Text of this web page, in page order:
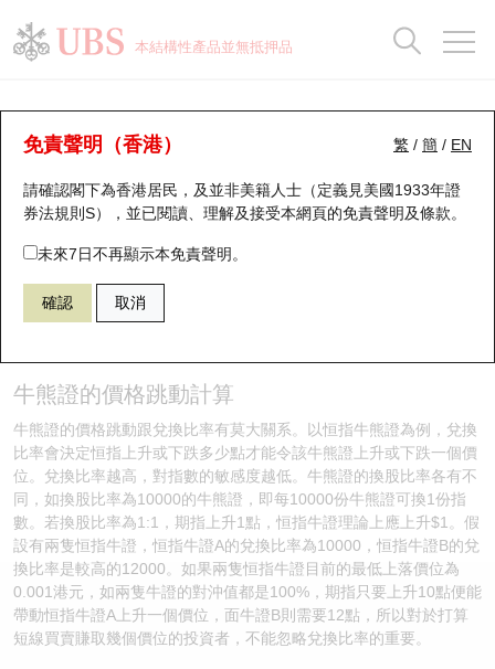
本結構性產品並無抵押品
繁 / 簡 / EN
免責聲明（香港）
請確認閣下為香港居民，及並非美籍人士（定義見美國1933年證
券法規則S），並已閱讀、理解及接受本網頁的免責聲明及條款。
未來7日不再顯示本免責聲明。
確認 取消
牛熊證投資者教育 - 牛熊證運作 (3)
牛熊證知多啲
牛熊證的價格跳動計算
牛熊證的價格跳動跟兌換比率有莫大關系。以恒指牛熊證為例，兌換
比率會決定恒指上升或下跌多少點才能令該牛熊證上升或下跌一個價
位。兌換比率越高，對指數的敏感度越低。牛熊證的換股比率各有不
同，如換股比率為10000的牛熊證，即每10000份牛熊證可換1份指
數。若換股比率為1:1，期指上升1點，恒指牛證理論上應上升$1。假
設有兩隻恒指牛證，恒指牛證A的兌換比率為10000，恒指牛證B的兌
換比率是較高的12000。如果兩隻恒指牛證目前的最低上落價位為
0.001港元，如兩隻牛證的對沖值都是100%，期指只要上升10點便能
帶動恒指牛證A上升一個價位，面牛證B則需要12點，所以對於打算
短線買賣賺取幾個價位的投資者，不能忽略兌換比率的重要。
瑞銀認股證一覽
新發行瑞銀認股證
即將到期認股證
認股證到期結算價查詢
認股證分析儀
引伸波幅比較圖
認股證/牛熊證日誌
認股證文件及公告
認股證文件及公告 (瑞信)
街貨統計
比較
牛熊全景快搜
牛熊證搜尋
牛熊證街貨分佈圖
正股牛熊證列表
新發行瑞銀牛熊證
即將到期牛熊證
牛熊證到期結算價查詢
牛熊證分析儀
牛熊證速算機
街貨統計
比較
十大升幅/跌幅
十大認股證成交分佈
十天股證佔大市成交
資金流
街貨統計
正股分析儀
二十大活躍股份
恒指成份股
國指成份股
科指成份股
業績及經濟日曆
中資ETFs溢價比較
AH 股價對照
即市板塊表現
持股比重
顯示所有持股比重
每月輪證大市專題
輪證專欄
講座及教育短片
認股證投資者教育
牛熊證投資者教育